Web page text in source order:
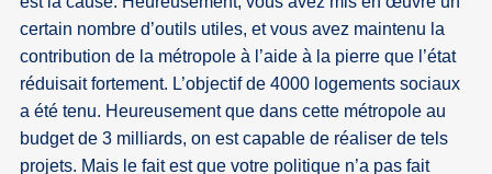
certain nombre d’outils utiles, et vous avez maintenu la
contribution de la métropole à l’aide à la pierre que l’état
réduisait fortement. L’objectif de 4000 logements sociaux
a été tenu. Heureusement que dans cette métropole au
budget de 3 milliards, on est capable de réaliser de tels
projets. Mais le fait est que votre politique n’a pas fait